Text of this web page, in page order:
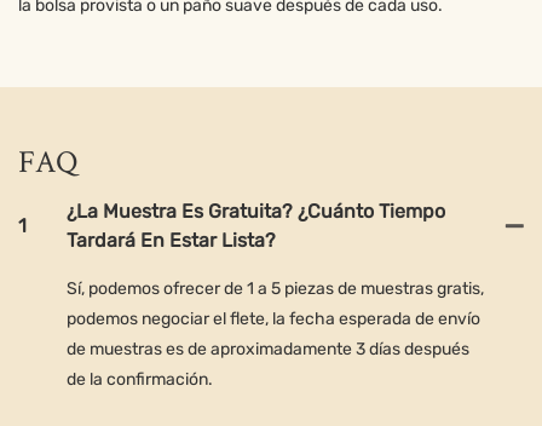
la bolsa provista o un paño suave después de cada uso.
FAQ
1
¿La Muestra Es Gratuita? ¿Cuánto Tiempo
Tardará En Estar Lista?
Sí, podemos ofrecer de 1 a 5 piezas de muestras gratis,
podemos negociar el flete, la fecha esperada de envío
de muestras es de aproximadamente 3 días después
de la confirmación.